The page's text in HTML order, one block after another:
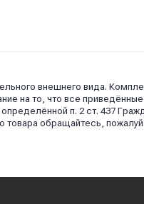
внешнего вида.
на то, что все приведённые
п. 2 ст. 437
обращайтесь,